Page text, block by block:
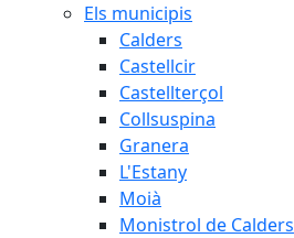
Els municipis
Calders
Castellcir
Castellterçol
Collsuspina
Granera
L'Estany
Moià
Monistrol de Calders